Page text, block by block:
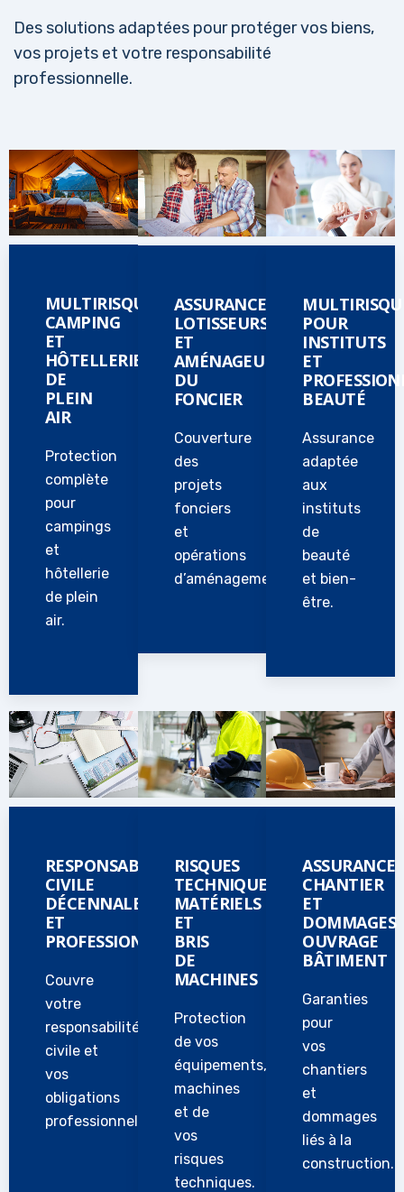
Des solutions adaptées pour protéger vos biens,
vos projets et votre responsabilité
professionnelle.
MULTIRISQUE
CAMPING
ET
HÔTELLERIE
DE
PLEIN
AIR
Protection
complète
pour
campings
et
hôtellerie
de plein
air.
ASSURANCE
LOTISSEURS
ET
AMÉNAGEURS
DU
FONCIER
Couverture
des
projets
fonciers
et
opérations
d’aménagement.
POUR
INSTITUTS
ET
BEAUTÉ
Assurance
adaptée
aux
instituts
de
beauté
et bien-
être.
RESPONSABILITÉ
CIVILE
DÉCENNALE
ET
PROFESSIONNELLE
Couvre
votre
responsabilité
civile et
vos
obligations
professionnelles.
RISQUES
TECHNIQUES,
MATÉRIELS
ET
BRIS
DE
MACHINES
Protection
de vos
équipements,
machines
et de
vos
risques
techniques.
ASSURANCE
CHANTIER
ET
DOMMAGES
OUVRAGE
BÂTIMENT
Garanties
pour
vos
chantiers
et
dommages
liés à la
construction.